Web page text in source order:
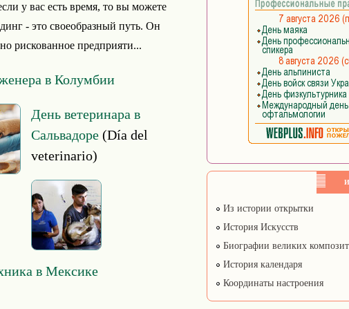
у вас есть время, то вы можете
- это своеобразный путь. Он
рискованное предприяти...
в Колумбии
День ветеринара в
Сальвадоре (Día del
veterinario)
в Мексике
Из истории открытки
История Искусств
Биографии великих
История календаря
Координаты настроения